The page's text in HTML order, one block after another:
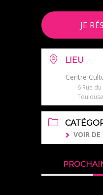
JE
LIEU
Centre
6 Rue
VOIR